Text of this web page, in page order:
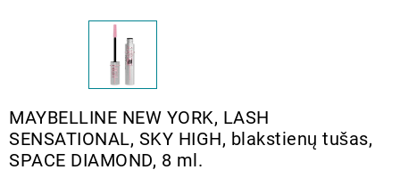
MAYBELLINE NEW YORK, LASH
SENSATIONAL, SKY HIGH, blakstienų tušas,
SPACE DIAMOND, 8 ml.